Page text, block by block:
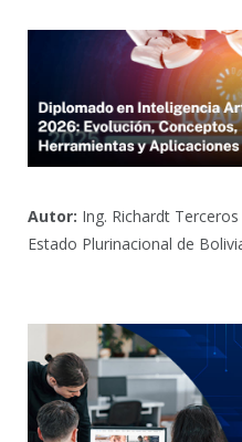
Autor: Ing. Richardt
Estado Plurinacional de